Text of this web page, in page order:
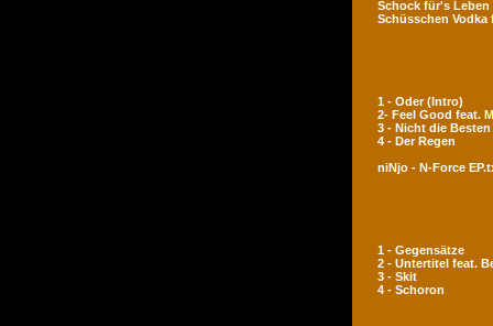
Schock für's
Schüsschen Vodka
1 - Oder (Intro)
2- Feel Good feat.
3 - Nicht die Besten
4 - Der Regen
niNjo - N-Force
1 - Gegensätze
2 - Untertitel feat.
3 - Skit
4 - Schoron